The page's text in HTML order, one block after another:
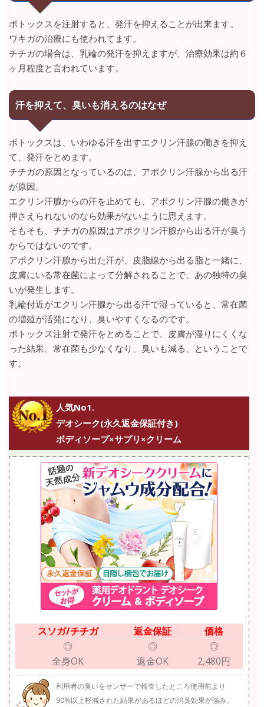
ボトックスを注射すると、発汗を抑えることが出来ます。
ワキガの治療にも使われてます。
チチガの場合は、乳輪の発汗を抑えますが、治療効果は約６
ヶ月程度と言われています。
汗を抑えて、臭いも消えるのはなぜ
ボトックスは、いわゆる汗を出すエクリン汗腺の働きを抑え
て、発汗をとめます。
チチガの原因となっているのは、アポクリン汗腺から出る汗
が原因。
エクリン汗腺からの汗を止めても、アポクリン汗腺の働きが
押さえられないのなら効果がないように思えます。
そもそも、チチガの原因はアポクリン汗腺から出る汗が臭う
からではないのです。
アポクリン汗腺から出た汗が、皮脂線から出る脂と一緒に、
皮膚にいる常在菌によって分解されることで、あの独特の臭
いが発生します。
乳輪付近がエクリン汗腺から出る汗で湿っていると、常在菌
の増殖が活発になり、臭いやすくなるのです。
ボトックス注射で発汗をとめることで、皮膚が湿りにくくな
った結果、常在菌も少なくなり、臭いも減る、ということで
す。
人気No1.
デオシーク(永久返金保証付き)
ボディソープ×サプリ×クリーム
スソガ/チチガ 返金保証
価格
◎
全身OK
◎
返金OK
◎
2,480円
利用者の臭いをセンサーで検査したところ使用前より
90%以上軽減された結果があるほどの消臭効果が強み。